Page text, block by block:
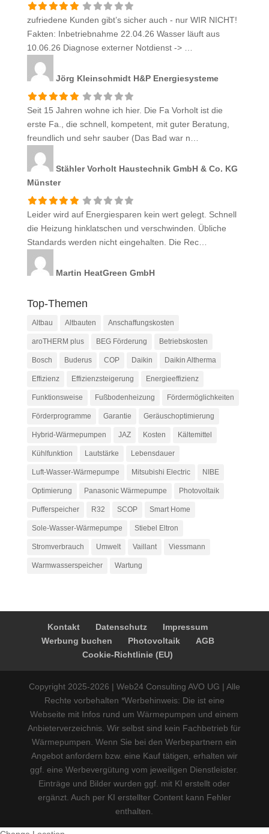
zufriedene Kunden gibt’s sicher auch - nur WIR NICHT!
Fakten: Inbetriebnahme 22.04.26 Wasser läuft aus
10.06.26 Diagnose externer Notdienst -> …
Jörg Kleinschmidt H&P Energiesysteme
Seit 15 Jahren wohne ich hier. Die Fa Vorholt ist die
erste Fa., die schnell, kompetent, mit guter Beratung,
freundlich und sehr sauber (Das Bad war n…
StählerVorholt Haustechnik GmbH & Co. KG
Münster
Leider wird auf Energiesparen kein wert gelegt. Schnell
die Heizung hinklatschen und verschwinden. Übliche
Standards werden nicht eingehalten. Die Rec…
Martin HeatGreen GmbH
Top-Themen
Altbau Altbauten Anschaffungskosten
aroTHERM plus BEG Förderung Betriebskosten
Bosch Buderus COP Daikin Daikin Altherma
Effizienz Effizienzsteigerung Energieeffizienz
Funktionsweise Fußbodenheizung Fördermöglichkeiten
Förderprogramme Garantie Geräuschoptimierung
Hybrid-Wärmepumpen JAZ Kosten Kältemittel
Kühlfunktion Lautstärke Lebensdauer
Luft-Wasser-Wärmepumpe Mitsubishi Electric NIBE
Optimierung Panasonic Wärmepumpe Photovoltaik
Pufferspeicher R32 SCOP Smart Home
Sole-Wasser-Wärmepumpe Stiebel Eltron
Stromverbrauch Umwelt Vaillant Viessmann
Warmwasserspeicher Wartung
Kontakt Datenschutz
Impressum
Werbung buchen
Photovoltaik
AGB
Cookie-Richtlinie (EU)
Copyright 2025-2026 | Web24 Consulting AVO UG | Alle
Rechte vorbehalten *Werbehinweis: Die ist eine
Webseite mit Infos rund um Wärmepumpen und einem
Anbieterverzeichnis. Wir selbst sind kein Fachbetrieb für
Wärmepumpen. Wenn Sie bei den Werbepartnern ein
Angebot anfordern bzw. eine Kauf tätigen, erhalten wir
ggf. eine Werbevergütung vom jeweiligen Dienstleister.
Einträge und Bilder wurden ggf. mit KI erstellt oder
ergänzt. Auch per KI erstellter Content kann Fehler
enthalten.